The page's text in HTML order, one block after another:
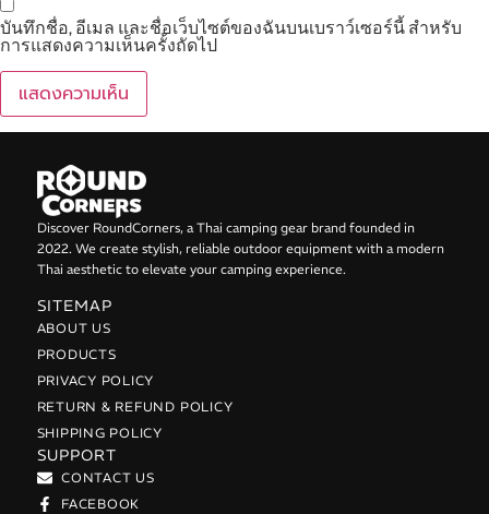
บันทึกชื่อ, อีเมล และชื่อเว็บไซต์ของฉันบนเบราว์เซอร์นี้ สำหรับ
การแสดงความเห็นครั้งถัดไป
Discover RoundCorners, a Thai camping gear brand founded in
2022. We create stylish, reliable outdoor equipment with a modern
Thai aesthetic to elevate your camping experience.
SITEMAP
ABOUT US
PRODUCTS
PRIVACY POLICY
RETURN & REFUND POLICY
SHIPPING POLICY
SUPPORT
CONTACT US
FACEBOOK